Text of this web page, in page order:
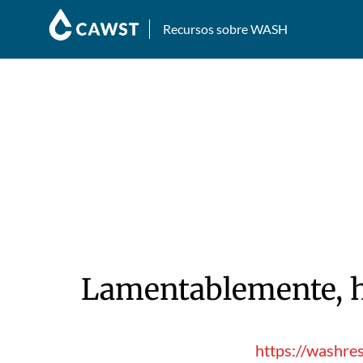
Recursos sobre WASH
Lamentablemente,
https://